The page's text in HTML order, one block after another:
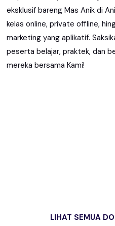
eksklusif bareng Mas Anik di
kelas online, private offline,
marketing yang aplikatif.
peserta belajar, praktek, dan
mereka bersama Kami!
LIHAT SEMUA